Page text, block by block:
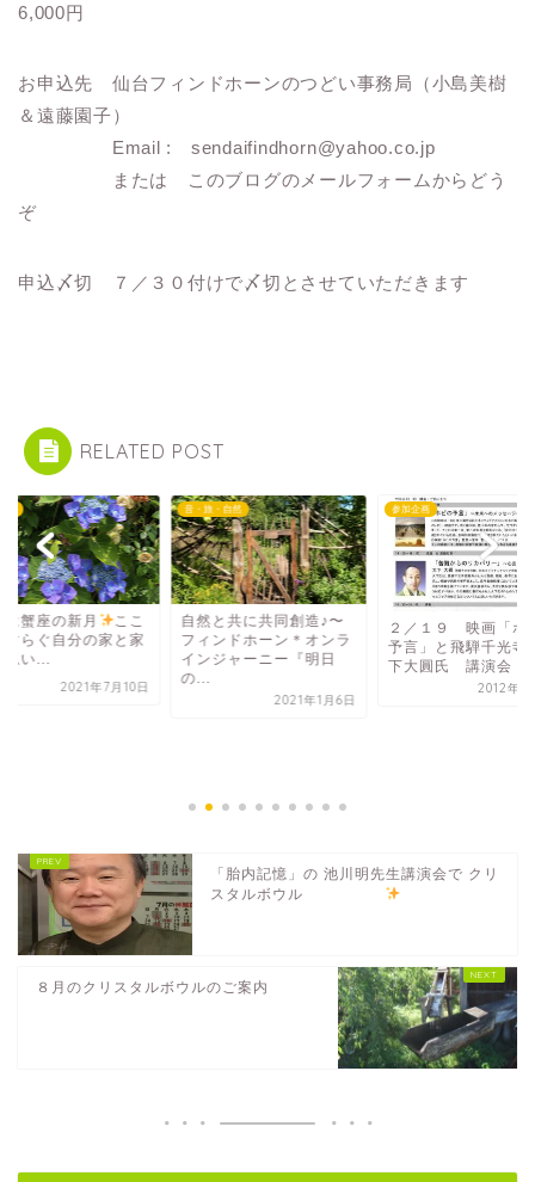
6,000円
お申込先 仙台フィンドホーンのつどい事務局（小島美樹
＆遠藤園子）
Email : sendaifindhorn@yahoo.co.jp
または このブログのメールフォームからどう
ぞ
申込〆切 ７／３０付けで〆切とさせていただきます
RELATED POST
は蟹座の新月
ここ
すらぐ自分の家と家
思い...
2021年7月10日
音・旅・自然
自然と共に共同創造♪〜
フィンドホーン＊オンラ
インジャーニー『明日
の...
2021年1月6日
参加企画
２／１９ 映画「ホ
予言」と飛騨千光
下大圓氏 講演会
2012年2
「胎内記憶」の 池川明先生講演会で クリ
スタルボウル
８月のクリスタルボウルのご案内